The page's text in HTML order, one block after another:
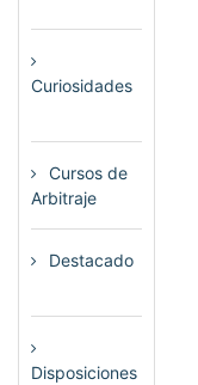
Curiosidades
Cursos de
Arbitraje
Destacado
Disposiciones